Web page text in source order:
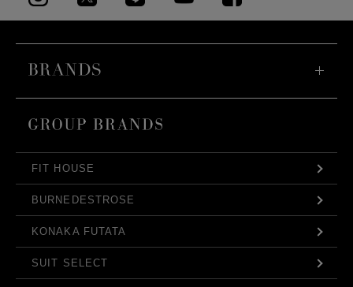
FIT HOUSE
BURNEDESTROSE
KONAKA FUTATA
SUIT SELECT